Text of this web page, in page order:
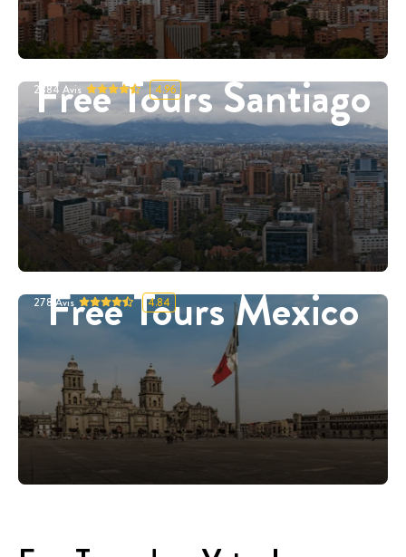
Free Tours Santiago
2884 Avis 4.96
Free Tours Mexico
278 Avis 4.84